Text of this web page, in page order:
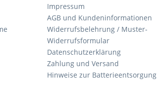
Impressum
AGB und Kundeninformationen
Widerrufsbelehrung / Muster-
Widerrufsformular
Datenschutzerklärung
Zahlung und Versand
Hinweise zur Batterieentsorgung